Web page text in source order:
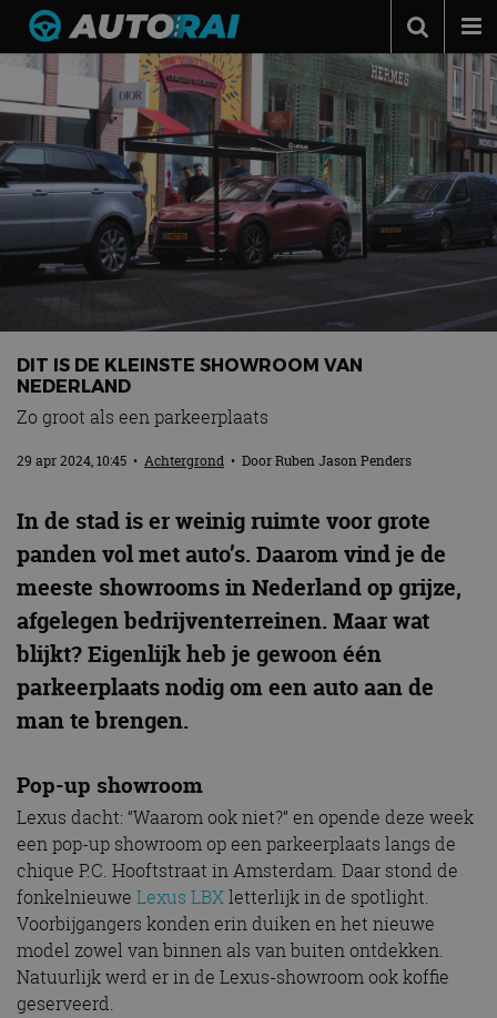
Autonieuws
Podcast
Autotests
Automerken
Adverteren
Contact
MotorRAI.nl
DIT IS DE KLEINSTE SHOWROOM VAN
NEDERLAND
Zo groot als een parkeerplaats
29 apr 2024, 10:45 • Achtergrond • DoorRuben Jason Penders
In de stad is er weinig ruimte voor grote
panden vol met auto’s. Daarom vind je de
meeste showrooms in Nederland op grijze,
afgelegen bedrijventerreinen. Maar wat
blijkt? Eigenlijk heb je gewoon één
parkeerplaats nodig om een auto aan de
man te brengen.
Pop-up showroom
Lexus dacht: “Waarom ook niet?” en opende deze week
een pop-up showroom op een parkeerplaats langs de
chique P.C. Hooftstraat in Amsterdam. Daar stond de
fonkelnieuwe Lexus LBXletterlijk in de spotlight.
Voorbijgangers konden erin duiken en het nieuwe
model zowel van binnen als van buiten ontdekken.
Natuurlijk werd er in de Lexus-showroom ook koffie
geserveerd.